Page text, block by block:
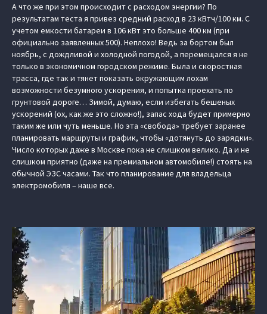
А что же при этом происходит с расходом энергии? По
результатам теста я привез средний расход в 23 кВтч/100 км. С
учетом емкости батареи в 106 кВт это больше 400 км (при
официально заявленных 500). Неплохо! Ведь за бортом был
ноябрь, с дождливой и холодной погодой, а перемещался я не
только в экономичном городском режиме. Была и скоростная
трасса, где так и тянет показать окружающим лохам
возможности безумного ускорения, и попытка проехать по
грунтовой дороге… Зимой, думаю, если избегать бешеных
ускорений (ох, как же это сложно!), запас хода будет примерно
таким же или чуть меньше. Но эта «свобода» требует заранее
планировать маршруты и график, чтобы «дотянуть до зарядки».
Число которых даже в Москве пока не слишком велико. Да и не
слишком приятно (даже на премиальном автомобиле!) стоять на
обычной ЭЗС часами. Так что планирование для владельца
электромобиля – наше все.